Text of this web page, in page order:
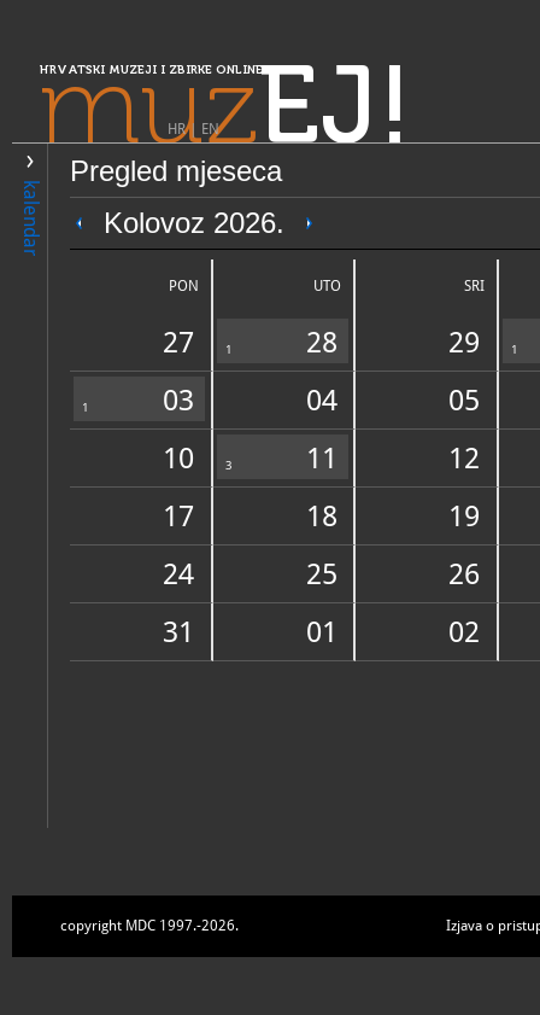
HRVATSKI MUZEJI I ZBIRKE ONLINE
muzEJ!
HR| EN
kalendar
Pregled mjeseca
Kolovoz 2026.
PON UTO SRI
27 1 28 29 1
1 03 04
05
10
3 11
12
17
18
19
24
25
26
31
01 02
PRETRAŽIVANJE
Središnja Hrvatska
Memorijalni muzej
Jasenovac
OPĆI PODACI
Zbirke
copyright MDC 1997.-2026. Izjava o